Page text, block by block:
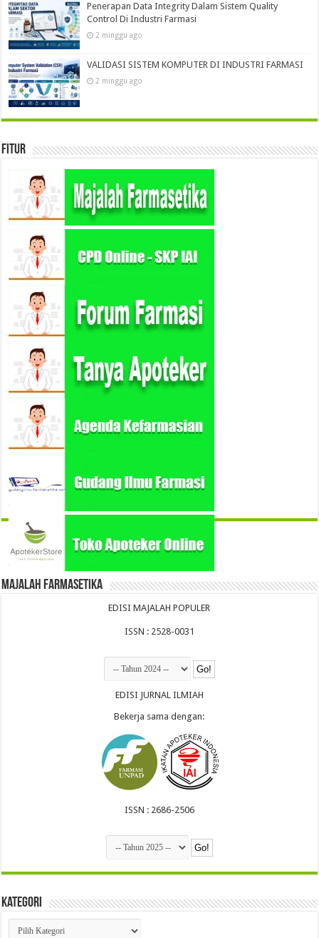
Penerapan Data Integrity Dalam Sistem Quality
Control Di Industri Farmasi
2 minggu ago
VALIDASI SISTEM KOMPUTER DI INDUSTRI FARMASI
2 minggu ago
Fitur
Majalah Farmasetika
EDISI MAJALAH POPULER
ISSN : 2528-0031
EDISI JURNAL ILMIAH
Bekerja sama dengan:
ISSN : 2686-2506
Kategori
Kategori